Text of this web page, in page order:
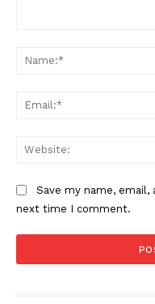
Menu
AREEINTERNE
Canale TV 70/80/90
CONTENUTI
Save my name,
next time I comment.